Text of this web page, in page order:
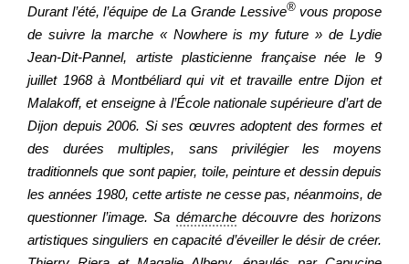
Partager
Regarder
Informer
Nous contacter
Durant l’été, l’équipe de La Grande Lessive®vous propose
de suivre la marche « Nowhere is my future » deLydie
Jean-Dit-Pannel, artiste plasticienne française née le 9
juillet 1968 à Montbéliard qui vit et travaille entre Dijon et
Malakoff, et enseigne à l’École nationale supérieure d’art de
Dijon depuis 2006. Si ses œuvres adoptent des formes et
des durées multiples, sans privilégier les moyens
traditionnels que sont papier, toile, peinture et dessin depuis
les années 1980, cette artiste ne cesse pas, néanmoins, de
questionner l’image. Sa démarchedécouvre des horizons
artistiques singuliers en capacité d’éveiller le désir de créer.